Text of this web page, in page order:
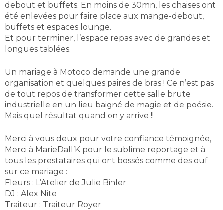
debout et buffets. En moins de 30mn, les chaises ont
été enlevées pour faire place aux mange-debout,
buffets et espaces lounge.
Et pour terminer, l’espace repas avec de grandes et
longues tablées.
Un mariage à Motoco demande une grande
organisation et quelques paires de bras ! Ce n’est pas
de tout repos de transformer cette salle brute
industrielle en un lieu baigné de magie et de poésie.
Mais quel résultat quand on y arrive !!
Merci à vous deux pour votre confiance témoignée,
Merci à MarieDall’K pour le sublime reportage et à
tous les prestataires qui ont bossés comme des ouf
sur ce mariage :
Fleurs : L’Atelier de Julie Bihler
DJ : Alex Nite
Traiteur : Traiteur Royer